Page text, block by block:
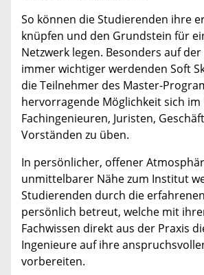
So können die Studierenden ihre
knüpfen und den Grundstein für
Netzwerk legen. Besonders auf
immer wichtiger werdenden Soft
die Teilnehmer des Master-
hervorragende Möglichkeit sich
Fachingenieuren, Juristen,
Vorständen zu üben.
In persönlicher, offener
unmittelbarer Nähe zum Institut
Studierenden durch die
persönlich betreut, welche mit
Fachwissen direkt aus der Praxis
Ingenieure auf ihre
vorbereiten.